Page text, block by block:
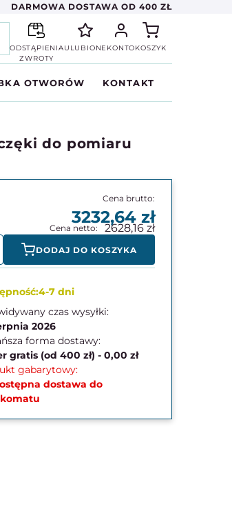
DARMOWA DOSTAWA OD 400 ZŁ
ODSTĄPIENIA
ZWROTY
ULUBIONE KONTOKOSZYK
OTWORÓW KONTAKT
do pomiaru
3232,64
2628,16
DODAJ DO KOSZYKA
4-7 dni
czas wysyłki:
2026
forma dostawy:
gratis (od 400 zł) - 0,00 zł
gabarytowy:
dostawa do